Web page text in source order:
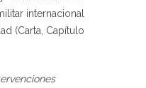
internacional
(Carta, Capítulo